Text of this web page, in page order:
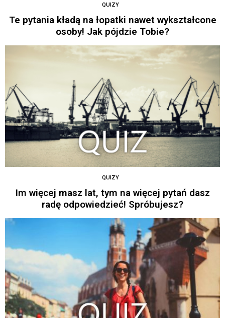
QUIZY
Te pytania kładą na łopatki nawet wykształcone
osoby! Jak pójdzie Tobie?
QUIZY
Im więcej masz lat, tym na więcej pytań dasz
radę odpowiedzieć! Spróbujesz?